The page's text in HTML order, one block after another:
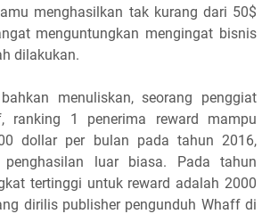
menghasilkan tak kurang dari 50$
menguntungkan mengingat bisnis
dilakukan.
menuliskan, seorang penggiat
ranking 1 penerima reward mampu
dollar per bulan pada tahun 2016,
penghasilan luar biasa. Pada tahun
tertinggi untuk reward adalah 2000
dirilis publisher pengunduh Whaff di